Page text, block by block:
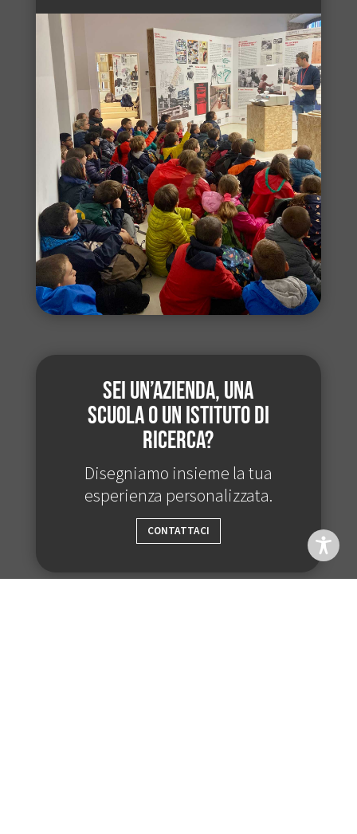
Sei un’azienda, una
scuola o un istituto di
ricerca?
Disegniamo insieme la tua
esperienza personalizzata.
CONTATTACI